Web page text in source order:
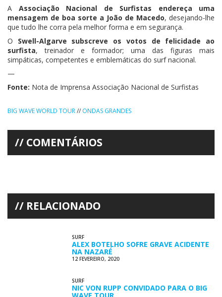
A Associação Nacional de Surfistas endereça uma
mensagem de boa sorte a João de Macedo, desejando-lhe
que tudo lhe corra pela melhor forma e em segurança.
O Swell-Algarve subscreve os votos de felicidade ao
surfista, treinador e formador; uma das figuras mais
simpáticas, competentes e emblemáticas do surf nacional.
—
Fonte: Nota de Imprensa Associação Nacional de Surfistas
BIG WAVE WORLD TOUR// ONDAS GRANDES
COMENTÁRIOS
RELACIONADO
SURF
ALEX BOTELHO SOFRE GRAVE ACIDENTE
NA NAZARÉ
12 FEVEREIRO, 2020
SURF
NIC VON RUPP CONVIDADO PARA O BIG
WAVE TOUR